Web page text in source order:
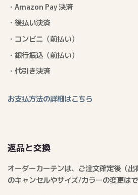
・Amazon Pay 決済
・後払い決済
・コンビニ（前払い）
・銀行振込（前払い）
・代引き決済
お支払方法の詳細はこちら
返品と交換
オーダーカーテンは、ご注文確定後（出
のキャンセルやサイズ/カラーの変更はで